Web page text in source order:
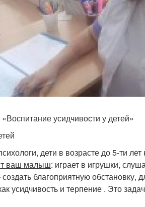
усидчивости у детей»
дети в возрасте до 5-ти
ваш малыш: играет в игрушки,
благоприятную
усидчивость и терпение . Это